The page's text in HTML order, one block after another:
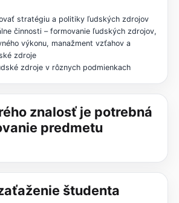
stratégiu a politiky ľudských zdrojov
činnosti – formovanie ľudských zdrojov,
výkonu, manažment vzťahov a
zdroje
zdroje v rôznych podmienkach
znalosť je potrebná
predmetu
študenta